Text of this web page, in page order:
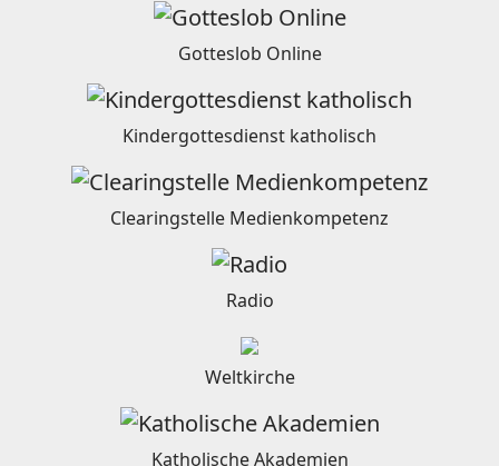
Gotteslob Online
Kindergottesdienst katholisch
Clearingstelle Medienkompetenz
Radio
Weltkirche
Katholische Akademien